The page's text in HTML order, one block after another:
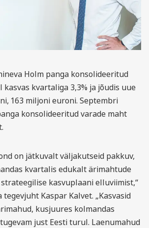
Holm panga konsolideeritud
kvartaliga 3,3% ja jõudis uue
163 miljoni euroni. Septembri
konsolideeritud varade maht
on jätkuvalt väljakutseid pakkuv,
kvartalis edukalt ärimahtude
kasvuplaani elluviimist,“
Kaspar Kalvet. „Kasvasid
kusjuures kolmandas
just Eesti turul. Laenumahud